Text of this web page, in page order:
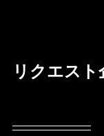
リクエスト